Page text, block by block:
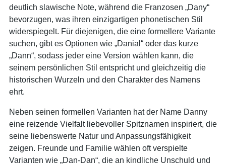
deutlich slawische Note, während die Franzosen „Dany“
bevorzugen, was ihren einzigartigen phonetischen Stil
widerspiegelt. Für diejenigen, die eine formellere Variante
suchen, gibt es Optionen wie „Danial“ oder das kurze
„Dann“, sodass jeder eine Version wählen kann, die
seinem persönlichen Stil entspricht und gleichzeitig die
historischen Wurzeln und den Charakter des Namens
ehrt.
Neben seinen formellen Varianten hat der Name Danny
eine reizende Vielfalt liebevoller Spitznamen inspiriert, die
seine liebenswerte Natur und Anpassungsfähigkeit
zeigen. Freunde und Familie wählen oft verspielte
Varianten wie „Dan-Dan“, die an kindliche Unschuld und